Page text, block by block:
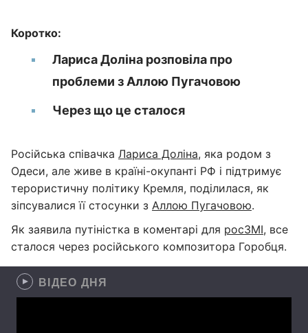
Коротко:
Лариса Доліна розповіла про
проблеми з Аллою Пугачовою
Через що це сталося
Російська співачка Лариса Доліна, яка родом з
Одеси, але живе в країні-окупанті РФ і підтримує
терористичну політику Кремля, поділилася, як
зіпсувалися її стосунки з Аллою Пугачовою.
Як заявила путіністка в коментарі для росЗМІ, все
сталося через російського композитора Горобця.
ВІДЕО ДНЯ